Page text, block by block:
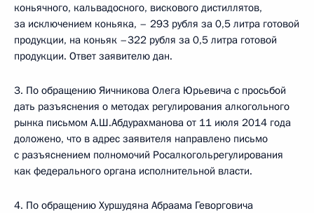
коньячного, кальвадосного, вискового дистиллятов,
за исключением коньяка, – 293 рубля за 0,5 литра готовой
продукции, на коньяк –322 рубля за 0,5 литра готовой
продукции. Ответ заявителю дан.
3. По обращению Яичникова Олега Юрьевича с просьбой
дать разъяснения о методах регулирования алкогольного
рынка письмом А.Ш.Абдурахманова от 11 июля 2014 года
доложено, что в адрес заявителя направлено письмо
с разъяснением полномочий Росалкогольрегулирования
как федерального органа исполнительной власти.
4. По обращению Хуршудяна Абраама Геворговича